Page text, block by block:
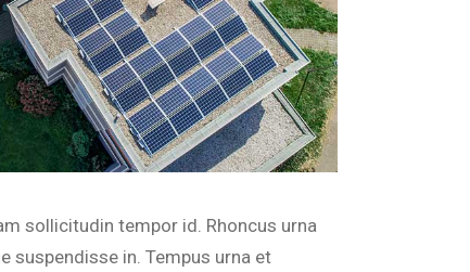
sollicitudin tempor id. Rhoncus urna
suspendisse in. Tempus urna et